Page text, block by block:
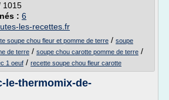
1015
: 6
les-recettes.fr
soupe chou fleur et pomme de terre / soupe
de terre / soupe chou carotte pomme de terre /
1 oeuf / recette soupe chou fleur carotte
le-thermomix-de-